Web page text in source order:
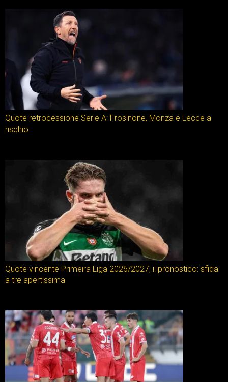
Quote retrocessione Serie A: Frosinone, Monza e Lecce a
rischio
Quote vincente Primeira Liga 2026/2027, il pronostico: sfida
a tre apertissima